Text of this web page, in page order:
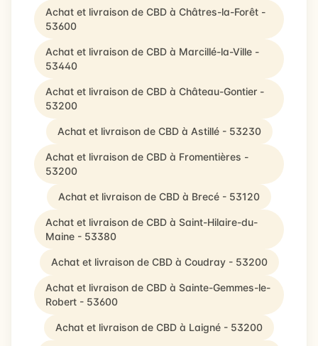
Achat et livraison de CBD à Châtres-la-Forêt -
53600
Achat et livraison de CBD à Marcillé-la-Ville -
53440
Achat et livraison de CBD à Château-Gontier -
53200
Achat et livraison de CBD à Astillé - 53230
Achat et livraison de CBD à Fromentières -
53200
Achat et livraison de CBD à Brecé - 53120
Achat et livraison de CBD à Saint-Hilaire-du-
Maine - 53380
Achat et livraison de CBD à Coudray - 53200
Achat et livraison de CBD à Sainte-Gemmes-le-
Robert - 53600
Achat et livraison de CBD à Laigné - 53200